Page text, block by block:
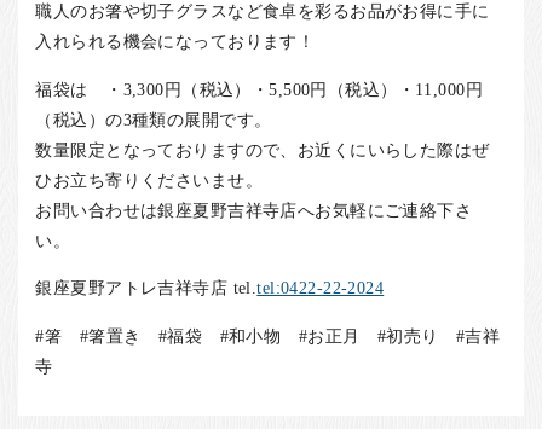
職人のお箸や切子グラスなど食卓を彩るお品がお得に手に
入れられる機会になっております！
福袋は ・3,300円（税込）・5,500円（税込）・11,000円
（税込）の3種類の展開です。
数量限定となっておりますので、お近くにいらした際はぜ
ひお立ち寄りくださいませ。
お問い合わせは銀座夏野吉祥寺店へお気軽にご連絡下さ
い。
銀座夏野アトレ吉祥寺店 tel.tel:0422-22-2024
#箸 #箸置き #福袋 #和小物 #お正月 #初売り #吉祥
寺